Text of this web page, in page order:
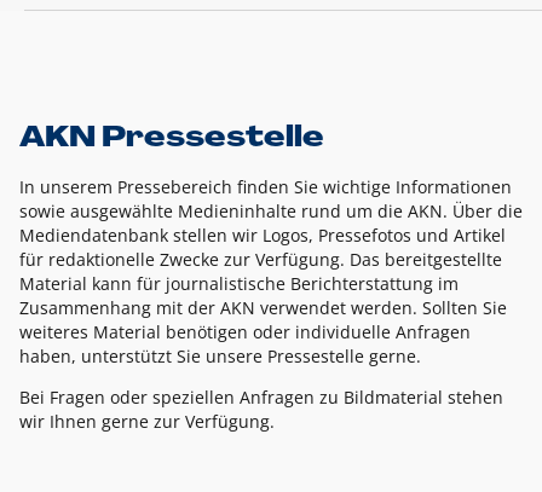
AKN Pressestelle
In unserem Pressebereich finden Sie wichtige Informationen
sowie ausgewählte Medieninhalte rund um die AKN. Über die
Mediendatenbank stellen wir Logos, Pressefotos und Artikel
für redaktionelle Zwecke zur Verfügung. Das bereitgestellte
Material kann für journalistische Berichterstattung im
Zusammenhang mit der AKN verwendet werden. Sollten Sie
weiteres Material benötigen oder individuelle Anfragen
haben, unterstützt Sie unsere Pressestelle gerne.
Bei Fragen oder speziellen Anfragen zu Bildmaterial stehen
wir Ihnen gerne zur Verfügung.